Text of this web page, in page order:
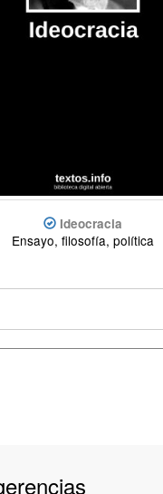
Ideocracia
Ensayo, filosofía, política